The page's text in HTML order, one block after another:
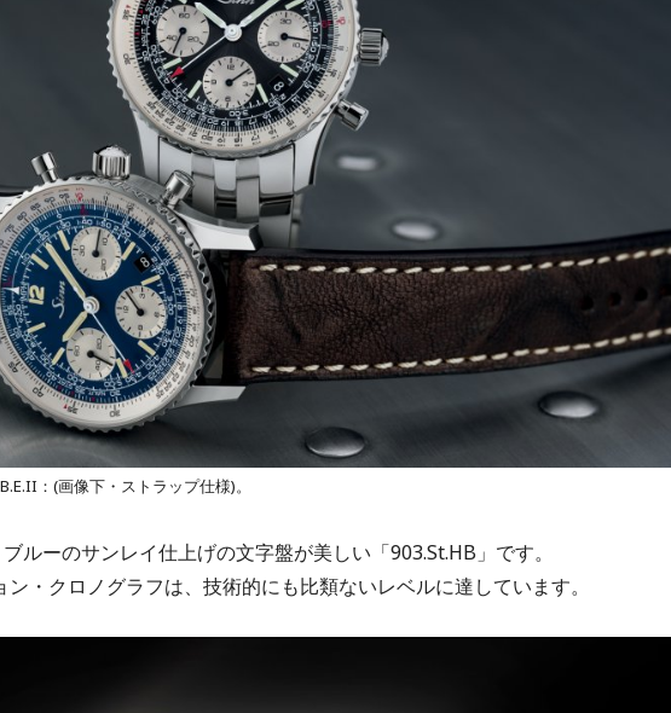
：(画像下・ストラップ仕様)。
ルーのサンレイ仕上げの文字盤が美しい「903.St.HB」です。
・クロノグラフは、技術的にも比類ないレベルに達しています。